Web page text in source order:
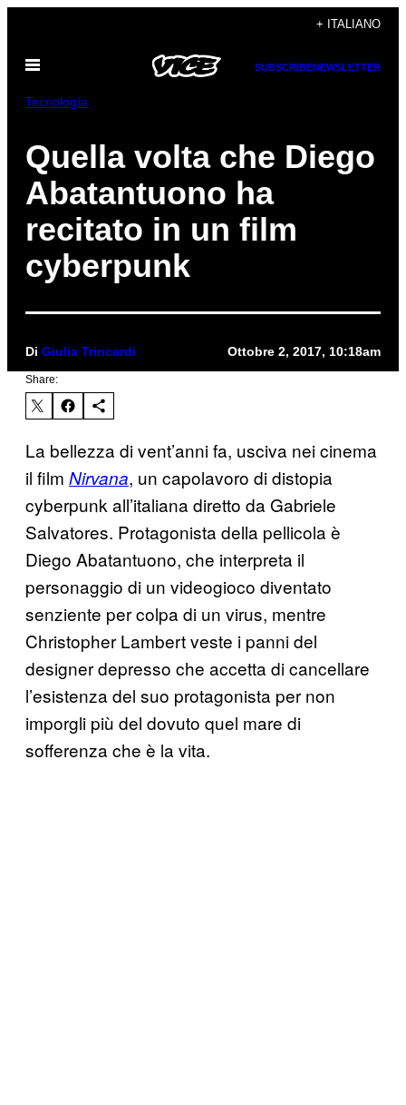
contenuto
+ ITALIANO
Apri
SUBSCRIBENEWSLETTER
Tecnología
Quella volta che Diego
Abatantuono ha
recitato in un film
cyberpunk
Di Giulia Trincardi Ottobre 2, 2017, 10:18am
Share:
La bellezza di vent’anni fa, usciva nei cinema
il film Nirvana, un capolavoro di distopia
cyberpunk all’italiana diretto da Gabriele
Salvatores. Protagonista della pellicola è
Diego Abatantuono, che interpreta il
personaggio di un videogioco diventato
senziente per colpa di un virus, mentre
Christopher Lambert veste i panni del
designer depresso che accetta di cancellare
l’esistenza del suo protagonista per non
imporgli più del dovuto quel mare di
sofferenza che è la vita.